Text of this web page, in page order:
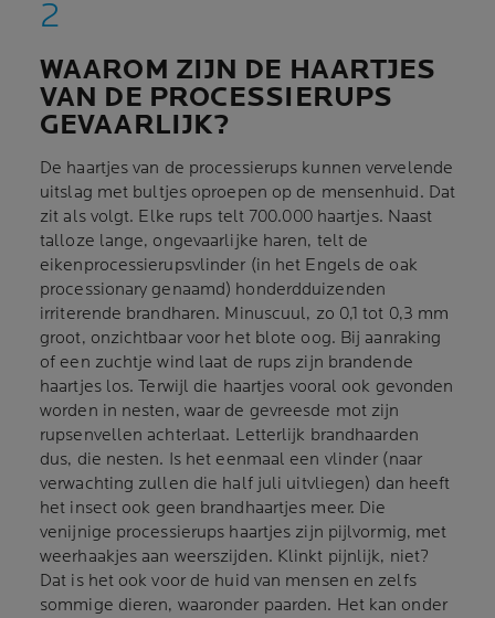
WAAROM ZIJN DE HAARTJES
VAN DE PROCESSIERUPS
GEVAARLIJK?
De haartjes van de processierups kunnen vervelende
uitslag met bultjes oproepen op de mensenhuid. Dat
zit als volgt. Elke rups telt 700.000 haartjes. Naast
talloze lange, ongevaarlijke haren, telt de
eikenprocessierupsvlinder (in het Engels de oak
processionary genaamd) honderdduizenden
irriterende brandharen. Minuscuul, zo 0,1 tot 0,3 mm
groot, onzichtbaar voor het blote oog. Bij aanraking
of een zuchtje wind laat de rups zijn brandende
haartjes los. Terwijl die haartjes vooral ook gevonden
worden in nesten, waar de gevreesde mot zijn
rupsenvellen achterlaat. Letterlijk brandhaarden
dus, die nesten. Is het eenmaal een vlinder (naar
verwachting zullen die half juli uitvliegen) dan heeft
het insect ook geen brandhaartjes meer. Die
venijnige processierups haartjes zijn pijlvormig, met
weerhaakjes aan weerszijden. Klinkt pijnlijk, niet?
Dat is het ook voor de huid van mensen en zelfs
sommige dieren, waaronder paarden. Het kan onder